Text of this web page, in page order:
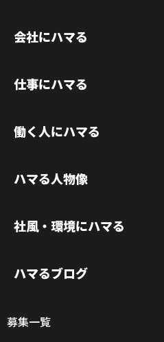
会社にハマる
仕事にハマる
働く人にハマる
ハマる人物像
社風・環境にハマる
ハマるブログ
募集一覧